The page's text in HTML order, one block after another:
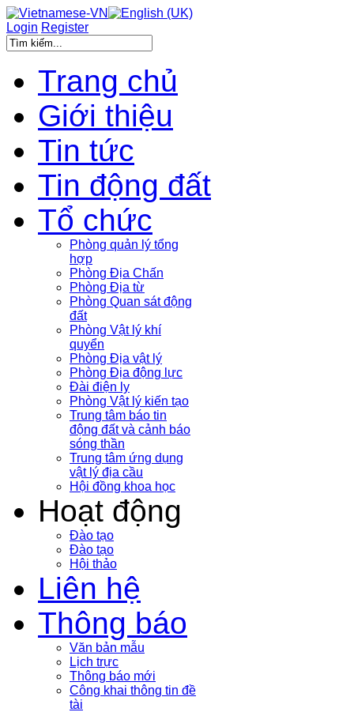
Login Register
Trang chủ
Giới thiệu
Tin tức
Tin động đất
Tổ chức
Phòng quản lý tổng
hợp
Phòng Địa Chấn
Phòng Địa từ
Phòng Quan sát động
đất
Phòng Vật lý khí
quyển
Phòng Địa vật lý
Phòng Địa động lực
Đài điện ly
Phòng Vật lý kiến tạo
Trung tâm báo tin
động đất và cảnh báo
sóng thần
Trung tâm ứng dụng
vật lý địa cầu
Hội đồng khoa học
Hoạt động
Đào tạo
Đào tạo
Hội thảo
Liên hệ
Thông báo
Văn bản mẫu
Lịch trực
Thông báo mới
Công khai thông tin đề
tài